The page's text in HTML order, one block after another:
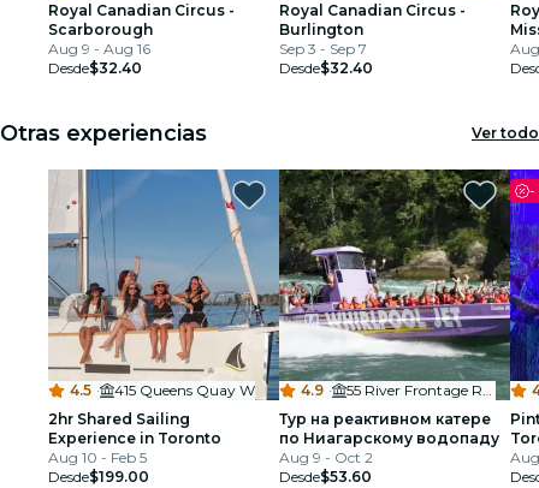
Royal Canadian Circus -
Scarborough
Aug 9 - Aug 16
Desde$32.40
Royal Canadian Circus -
Burlington
Sep 3 - Sep 7
Desde$32.40
Otras experiencias Ver todo
4.5 ·
415 Queens Quay W
2hr Shared Sailing
Experience in Toronto
Aug 10 - Feb 5
Desde$199.00
4.9 ·
55 River Frontage Road
Тур на реактивном катере
по Ниагарскому водопаду
Aug 9 - Oct 2
Desde$53.60
-